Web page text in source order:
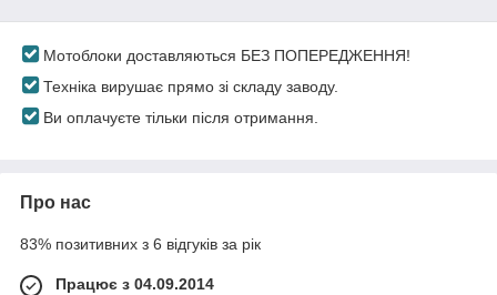
Мотоблоки доставляються БЕЗ ПОПЕРЕДЖЕННЯ!
Техніка вирушає прямо зі складу заводу.
Ви оплачуєте тільки після отримання.
Про нас
83% позитивних з 6 відгуків за рік
Працює з 04.09.2014